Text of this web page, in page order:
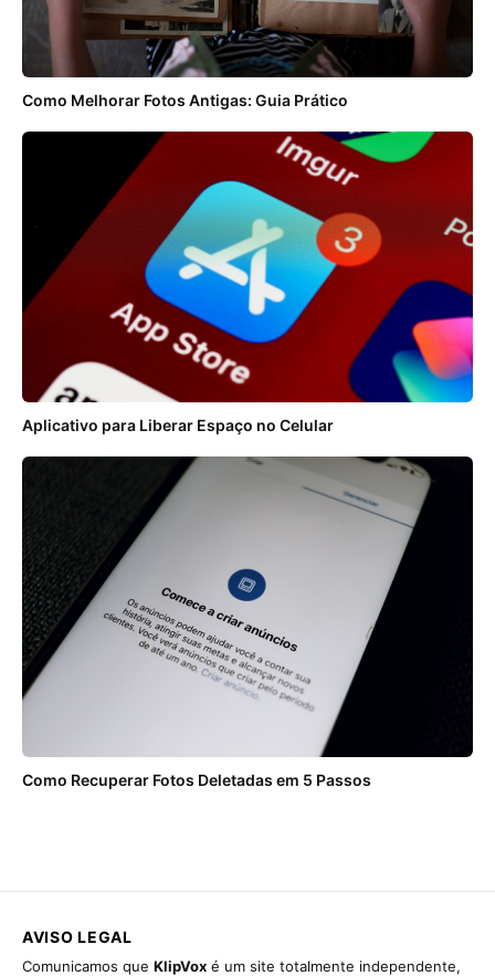
Como Melhorar Fotos Antigas: Guia Prático
Aplicativo para Liberar Espaço no Celular
Como Recuperar Fotos Deletadas em 5 Passos
AVISO LEGAL
Comunicamos que KlipVox é um site totalmente independente,